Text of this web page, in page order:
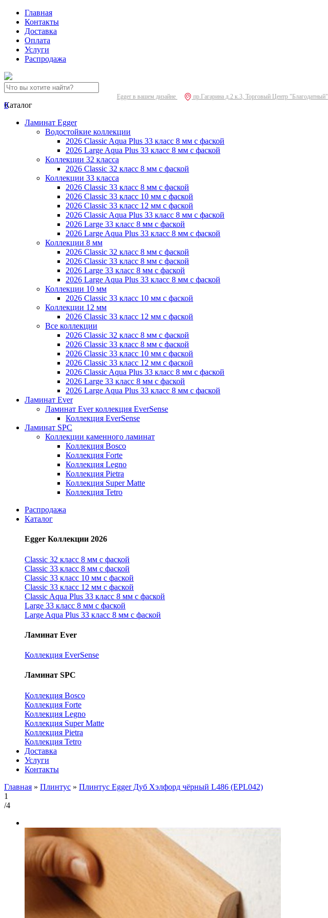
Главная
Контакты
Доставка
Оплата
Услуги
Распродажа
Egger в вашем дизайне пр.Гагарина д.2 к.3, Торговый Центр "Благодатный"
0
Каталог
Ламинат Egger
Водостойкие коллекции
2026 Classic Aqua Plus 33 класс 8 мм с фаской
2026 Large Aqua Plus 33 класс 8 мм с фаской
Коллекции 32 класса
2026 Classic 32 класс 8 мм с фаской
Коллекции 33 класса
2026 Classic 33 класс 8 мм с фаской
2026 Classic 33 класс 10 мм с фаской
2026 Classic 33 класс 12 мм с фаской
2026 Classic Aqua Plus 33 класс 8 мм с фаской
2026 Large 33 класс 8 мм с фаской
2026 Large Aqua Plus 33 класс 8 мм с фаской
Коллекции 8 мм
2026 Classic 32 класс 8 мм с фаской
2026 Classic 33 класс 8 мм с фаской
2026 Large 33 класс 8 мм с фаской
2026 Large Aqua Plus 33 класс 8 мм с фаской
Коллекции 10 мм
2026 Classic 33 класс 10 мм с фаской
Коллекции 12 мм
2026 Classic 33 класс 12 мм с фаской
Все коллекции
2026 Classic 32 класс 8 мм с фаской
2026 Classic 33 класс 8 мм с фаской
2026 Classic 33 класс 10 мм с фаской
2026 Classic 33 класс 12 мм с фаской
2026 Classic Aqua Plus 33 класс 8 мм с фаской
2026 Large 33 класс 8 мм с фаской
2026 Large Aqua Plus 33 класс 8 мм с фаской
Ламинат Ever
Ламинат Ever коллекция EverSense
Коллекция EverSense
Ламинат SPC
Коллекции каменного ламинат
Коллекция Bosco
Коллекция Forte
Коллекция Legno
Коллекция Pietra
Коллекция Super Matte
Коллекция Tetro
Распродажа
Каталог
Egger Коллекции 2026
Classic 32 класс 8 мм с фаской
Classic 33 класс 8 мм с фаской
Classic 33 класс 10 мм с фаской
Classic 33 класс 12 мм с фаской
Classic Aqua Plus 33 класс 8 мм с фаской
Large 33 класс 8 мм с фаской
Large Aqua Plus 33 класс 8 мм с фаской
Ламинат Ever
Коллекция EverSense
Ламинат SPC
Коллекция Bosco
Коллекция Forte
Коллекция Legno
Коллекция Super Matte
Коллекция Pietra
Коллекция Tetro
Доставка
Услуги
Контакты
Главная » Плинтус » Плинтус Egger Дуб Хэлфорд чёрный L486 (EPL042)
1
/4